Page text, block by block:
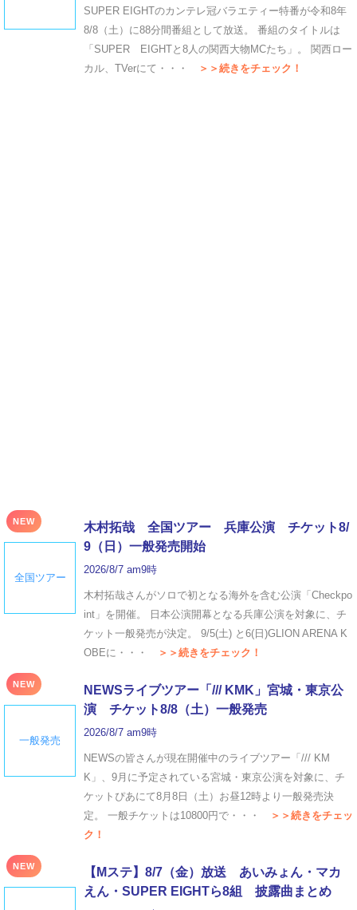
SUPER EIGHTのカンテレ冠バラエティー特番が令和8年
8/8（土）に88分間番組として放送。 番組のタイトルは
「SUPER EIGHTと8人の関西大物MCたち」。 関西ロー
カル、TVerにて・・・
＞＞続きをチェック！
NEW
全国ツアー
木村拓哉 全国ツアー 兵庫公演 チケット8/
9（日）一般発売開始
2026/8/7 am9時
木村拓哉さんがソロで初となる海外を含む公演「Checkpo
int」を開催。 日本公演開幕となる兵庫公演を対象に、チ
ケット一般発売が決定。 9/5(土) と6(日)GLION ARENA K
OBEに・・・
＞＞続きをチェック！
NEW
一般発売
NEWSライブツアー「/// KMK」宮城・東京公
演 チケット8/8（土）一般発売
2026/8/7 am9時
NEWSの皆さんが現在開催中のライブツアー「/// KM
K」、9月に予定されている宮城・東京公演を対象に、チ
ケットぴあにて8月8日（土）お昼12時より一般発売決
定。 一般チケットは10800円で・・・
＞＞続きをチェッ
ク！
NEW
【Mステ】8/7（金）放送 あいみょん・マカ
えん・SUPER EIGHTら8組 披露曲まとめ